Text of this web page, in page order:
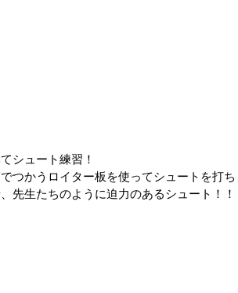
シュート練習！
つかうロイター板を使ってシュートを打
先生たちのように迫力のあるシュート！！